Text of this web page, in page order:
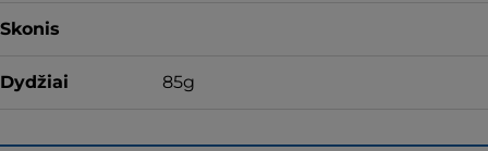
Skonis
Dydžiai 85g